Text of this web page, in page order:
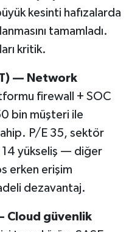
kesinti hafızalarda
tamamladı.
kritik.
— Network
firewall + SOC
bin müşteri ile
P/E 35, sektör
14 yükseliş — diğer
erken erişim
dezavantaj.
Cloud güvenlik